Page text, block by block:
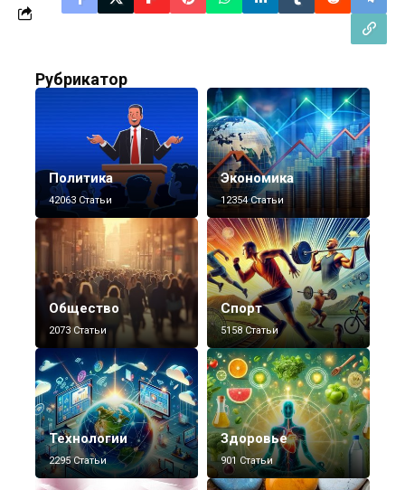
Рубрикатор
Политика
42063 Статьи
Экономика
12354 Статьи
Общество
2073 Статьи
Спорт
5158 Статьи
Технологии
2295 Статьи
Здоровье
901 Статьи